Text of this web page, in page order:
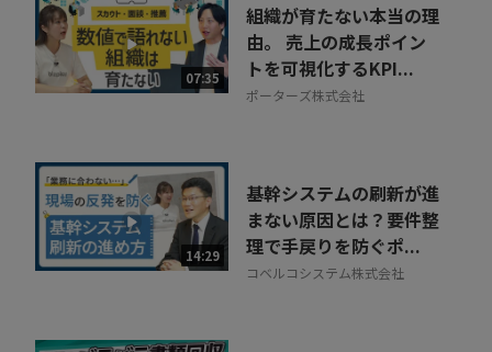
07:35
組織が育たない本当の理
由。 売上の成長ポイン
トを可視化するKPI...
ポーターズ株式会社
14:29
基幹システムの刷新が進
まない原因とは？要件整
理で手戻りを防ぐポ...
コベルコシステム株式会社